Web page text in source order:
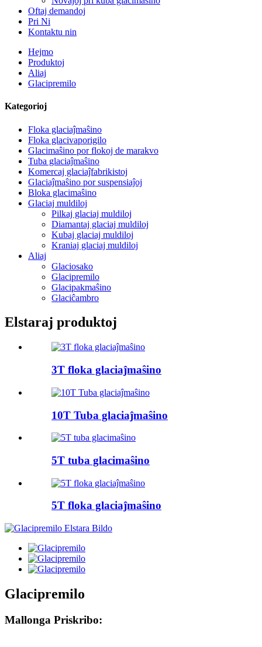
Oftaj demandoj
Pri Ni
Kontaktu nin
Hejmo
Produktoj
Aliaj
Glacipremilo
Kategorioj
Floka glaciaĵmaŝino
Floka glacivaporigilo
Glacimaŝino por flokoj de marakvo
Tuba glaciaĵmaŝino
Komercaj glaciaĵfabrikistoj
Glaciaĵmaŝino por suspensiaĵoj
Bloka glacimaŝino
Glaciaj muldiloj
Pilkaj glaciaj muldiloj
Diamantaj glaciaj muldiloj
Kubaj glaciaj muldiloj
Kraniaj glaciaj muldiloj
Aliaj
Glaciosako
Glacipremilo
Glacipakmaŝino
Glaciĉambro
Elstaraj produktoj
3T floka glaciaĵmaŝino
10T Tuba glaciaĵmaŝino
5T tuba glacimaŝino
5T floka glaciaĵmaŝino
Glacipremilo
Mallonga Priskribo: